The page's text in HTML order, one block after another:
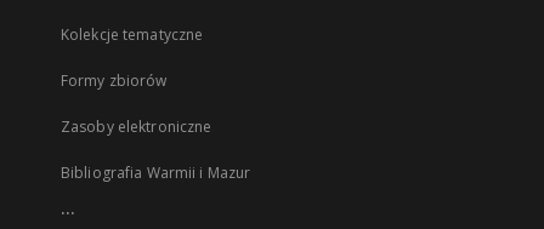
Kolekcje tematyczne
Formy zbiorów
Zasoby elektroniczne
Bibliografia Warmii i Mazur
...